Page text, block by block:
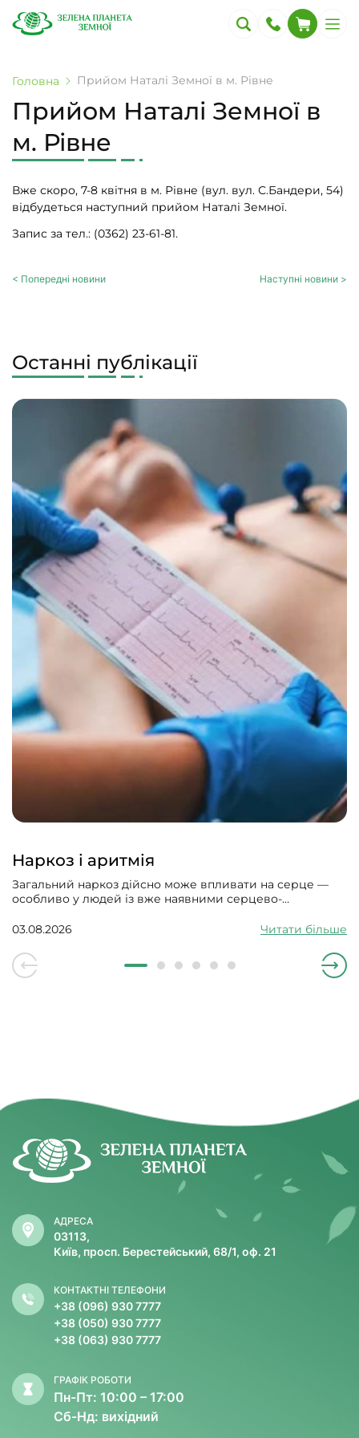
Головна Прийом Наталі Земної в м. Рівне
Прийом Наталі Земної в
м. Рівне
Вже скоро, 7-8 квітня в м. Рівне (вул. вул. С.Бандери, 54)
відбудеться наступний прийом Наталі Земної.
Запис за тел.: (0362) 23-61-81.
< Попередні новини Наступні новини >
Останні публікації
Наркоз і аритмія
Загальний наркоз дійсно може впливати на серце —
особливо у людей із вже наявними серцево-
серцевого ритму, гіпотонію, зменшити силу скорочень
03.08.2026 Читати більше
АДРЕСА
03113,
Київ, просп. Берестейський, 68/1, оф. 21
КОНТАКТНІ ТЕЛЕФОНИ
+38 (096) 930 7777
+38 (050) 930 7777
+38 (063) 930 7777
ГРАФІК РОБОТИ
Пн-Пт: 10:00 – 17:00
Сб-Нд: вихідний